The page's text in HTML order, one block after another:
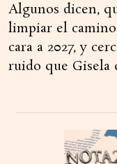
Algunos dicen,
limpiar el
cara a 2027, y
ruido que Gisela